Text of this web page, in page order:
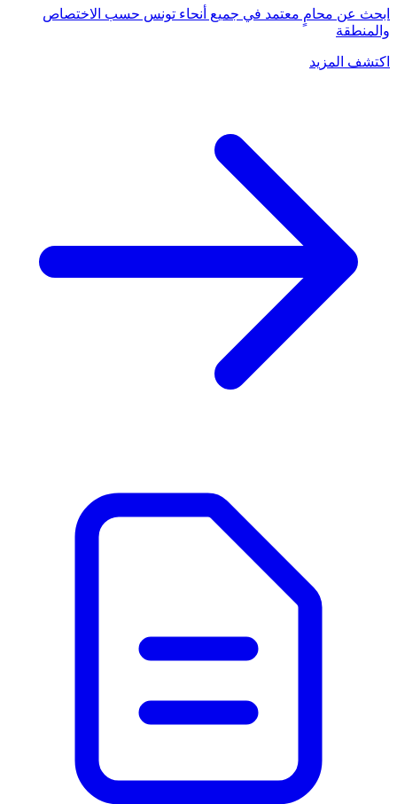
ابحث عن محامٍ معتمد في جميع أنحاء تونس حسب الاختصاص
والمنطقة
اكتشف المزيد